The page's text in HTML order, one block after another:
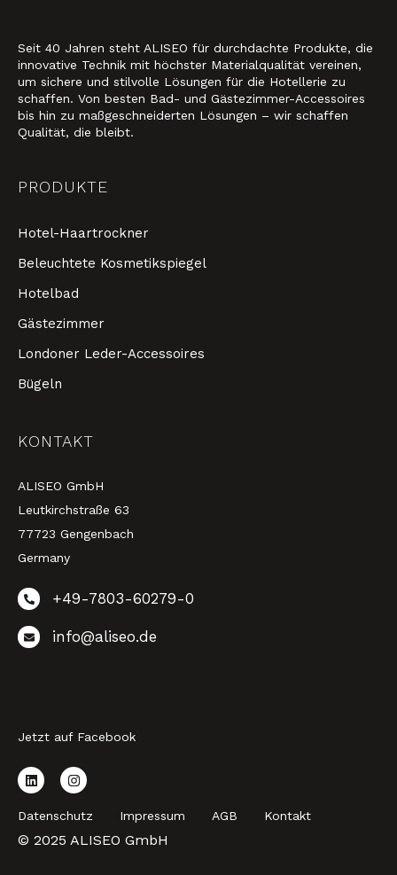
Seit 40 Jahren steht ALISEO für durchdachte Produkte, die
innovative Technik mit höchster Materialqualität vereinen,
um sichere und stilvolle Lösungen für die Hotellerie zu
schaffen. Von besten Bad- und Gästezimmer-Accessoires
bis hin zu maßgeschneiderten Lösungen – wir schaffen
Qualität, die bleibt.
PRODUKTE
Hotel-Haartrockner
Beleuchtete Kosmetikspiegel
Hotelbad
Gästezimmer
Londoner Leder-Accessoires
Bügeln
KONTAKT
ALISEO GmbH
Leutkirchstraße 63
77723 Gengenbach
Germany
+49-7803-60279-0
info@aliseo.de
Jetzt auf Facebook
Datenschutz Impressum AGB Kontakt
© 2025 ALISEO GmbH